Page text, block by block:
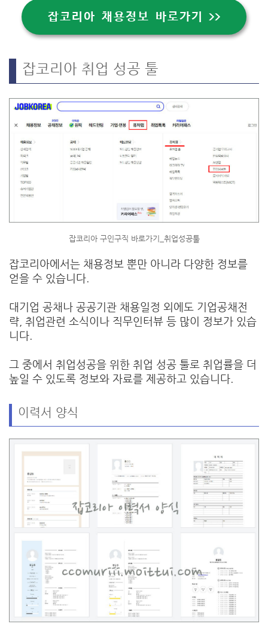
잡코리아 채용정보 바로가기 >>
잡코리아 취업 성공 툴
잡코리아 구인구직 바로가기_취업성공툴
잡코리아에서는 채용정보 뿐만 아니라 다양한 정보를
얻을 수 있습니다.
대기업 공채나 공공기관 채용일정 외에도 기업공채전
략, 취업관련 소식이나 직무인터뷰 등 많이 정보가 있습
니다.
그 중에서 취업성공을 위한 취업 성공 툴로 취업률을 더
높일 수 있도록 정보와 자료를 제공하고 있습니다.
이력서 양식